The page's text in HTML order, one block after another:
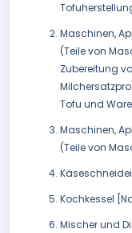
Maschinen,
(Teile von
Zubereitung
Tofu und
Maschinen,
(Teile von
Kochkessel
Mischer und